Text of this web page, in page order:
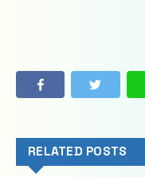
RELATED POSTS